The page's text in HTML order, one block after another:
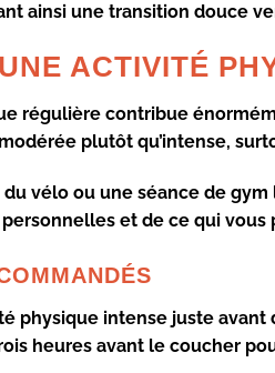
ainsi une transition douce
ACTIVITÉ
régulière contribue
modérée plutôt qu’intense,
du vélo ou une séance de
et de ce qui vous
physique intense juste
heures avant le coucher